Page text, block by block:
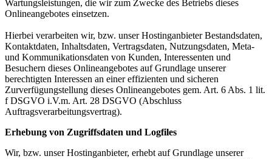
Wartungsleistungen, die wir zum Zwecke des Betriebs dieses
Onlineangebotes einsetzen.
Hierbei verarbeiten wir, bzw. unser Hostinganbieter Bestandsdaten,
Kontaktdaten, Inhaltsdaten, Vertragsdaten, Nutzungsdaten, Meta-
und Kommunikationsdaten von Kunden, Interessenten und
Besuchern dieses Onlineangebotes auf Grundlage unserer
berechtigten Interessen an einer effizienten und sicheren
Zurverfügungstellung dieses Onlineangebotes gem. Art. 6 Abs. 1 lit.
f DSGVO i.V.m. Art. 28 DSGVO (Abschluss
Auftragsverarbeitungsvertrag).
Erhebung von Zugriffsdaten und Logfiles
Wir, bzw. unser Hostinganbieter, erhebt auf Grundlage unserer